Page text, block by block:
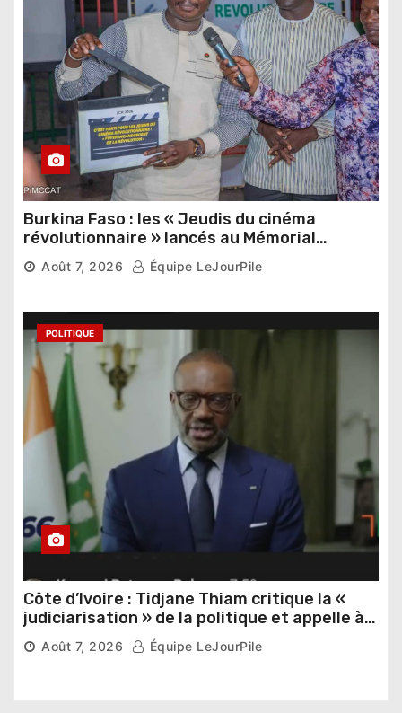
Burkina Faso : les « Jeudis du cinéma
révolutionnaire » lancés au Mémorial
Thomas Sankara
Août 7, 2026 Équipe LeJourPile
POLITIQUE
Côte d’Ivoire : Tidjane Thiam critique la «
judiciarisation » de la politique et appelle à
poursuivre l’apaisement
Août 7, 2026 Équipe LeJourPile